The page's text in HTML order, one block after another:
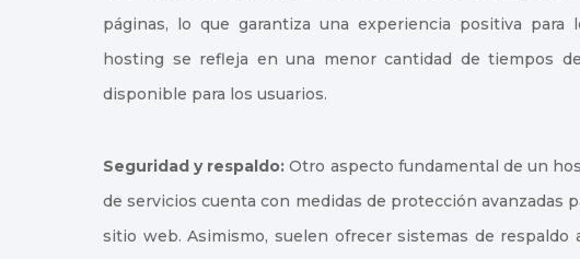
páginas, lo que garantiza una experiencia positiva
hosting se refleja en una menor cantidad de tiempos
disponible para los usuarios.
Seguridad y respaldo: Otro aspecto fundamental de un
de servicios cuenta con medidas de protección avanzadas
sitio web. Asimismo, suelen ofrecer sistemas de respaldo